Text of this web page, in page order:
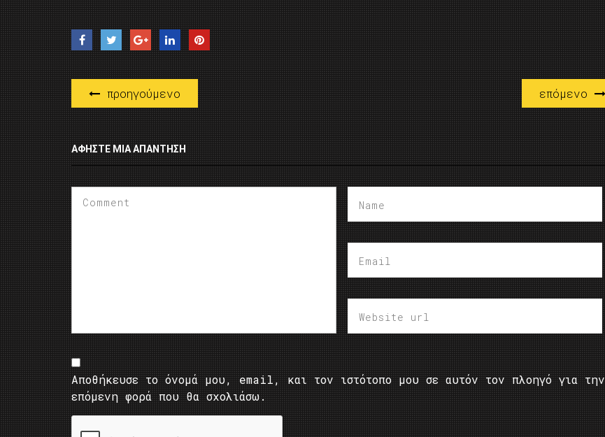
προηγούμενο επόμενο
ΑΦΉΣΤΕ ΜΙΑ ΑΠΆΝΤΗΣΗ
Αποθήκευσε το όνομά μου, email, και τον ιστότοπο μου σε αυτόν τον πλοηγό για την
επόμενη φορά που θα σχολιάσω.